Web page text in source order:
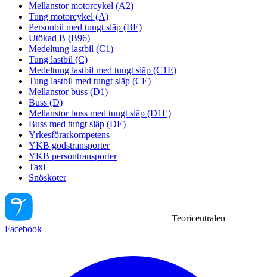
Mellanstor motorcykel (A2)
Tung motorcykel (A)
Personbil med tungt släp (BE)
Utökad B (B96)
Medeltung lastbil (C1)
Tung lastbil (C)
Medeltung lastbil med tungt släp (C1E)
Tung lastbil med tungt släp (CE)
Mellanstor buss (D1)
Buss (D)
Mellanstor buss med tungt släp (D1E)
Buss med tungt släp (DE)
Yrkesförarkompetens
YKB godstransporter
YKB persontransporter
Taxi
Snöskoter
Teoricentralen
Facebook